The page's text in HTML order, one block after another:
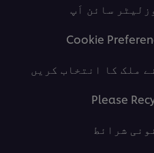
سائن اَپ
Cookie
ملک کا انتخاب کریں
Please
شرائط